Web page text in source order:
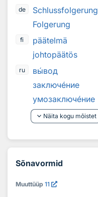
de
Schlussfolgerung
Folgerung
fi
päätelmä
johtopäätös
ru вывод
заключение
умозаключение
keyboard_arrow_down Näita kogu mõistet
Sõnavormid
Muuttüüp 11